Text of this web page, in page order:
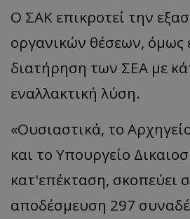
Ο ΣΑΚ επικροτεί την
οργανικών θέσεων, όμως
διατήρηση των ΣΕΑ με
εναλλακτική λύση.
«Ουσιαστικά, το
και το Υπουργείο
κατ'επέκταση, σκοπεύει
αποδέσμευση 297